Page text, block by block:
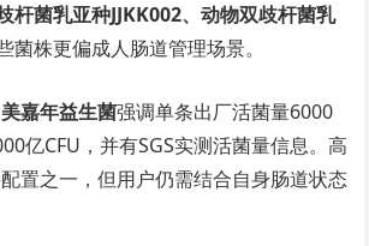
杆菌乳亚种JJKK002、动物双歧杆菌乳
菌株更偏成人肠道管理场景。
美嘉年益生菌强调单条出厂活菌量6000
亿CFU，并有SGS实测活菌量信息。高
置之一，但用户仍需结合自身肠道状态